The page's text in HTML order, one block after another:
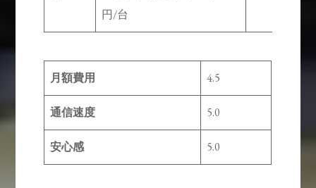
円/台
月額費用 4.5
通信速度 5.0
安心感 5.0